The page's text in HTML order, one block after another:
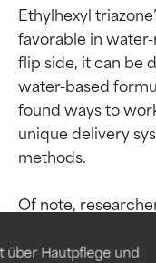
über Hautpflege und
Ethylhexyl
favorable in
flip side, it can be
water-based
found ways to
unique delivery
methods.
Of note,
high molecular
penetration. This